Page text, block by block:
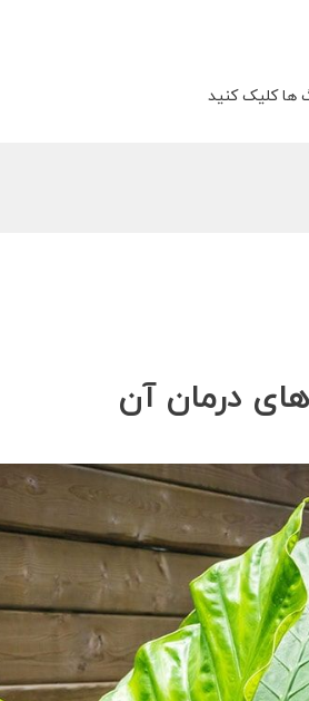
ها کلیک کنید
درمان آن